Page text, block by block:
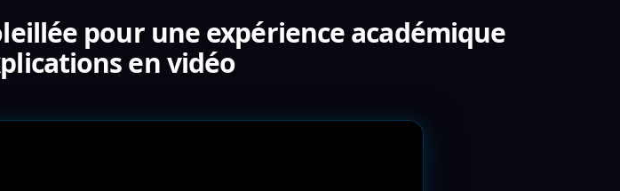
pour une expérience académique
en vidéo